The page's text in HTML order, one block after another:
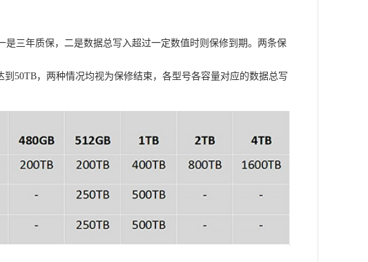
三年质保，二是数据总写入超过一定数值时则保修到期。两条保
50TB，两种情况均视为保修结束，各型号各容量对应的数据总写